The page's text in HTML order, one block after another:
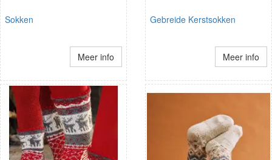
Sokken
Meer info
Gebreide Kerstsokken
Meer info